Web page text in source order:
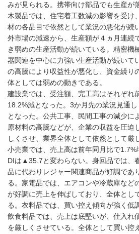
みが見られる。携帯向け部品でも生産が
木製品では、住宅着工数減の影響を受け
材の各品目で依然として業況の悪化が続
外市場の減速から、生産額が４ヵ月連続
き弱めの生産活動が続いている。精密機
器関連を中心に力強い生産活動が続いて
の高騰により収益性が悪化し、資金繰り
体としては弱めの動きである。
建設業では、受注額、完工高はそれぞれ
18.2%減となった。3か月先の業況見通
となった。公共工事、民間工事の減少に
原材料の高騰などが、企業の収益を圧迫
しくさせ、業界全体として依然として厳
小売業では、売上高は前年同月比で
DIは▲35.7と変わらない。身回品では、
品に代わりレジャー関連商品が好調であ
る。家電品では、エアコンや冷蔵庫など
が好調に売上を伸ばしており、全体とし
る。衣料品では、買い控え傾向が強く低
飲食料品では、売上は底堅いが、仕入れ
を厳しくさせている。全体として買い控